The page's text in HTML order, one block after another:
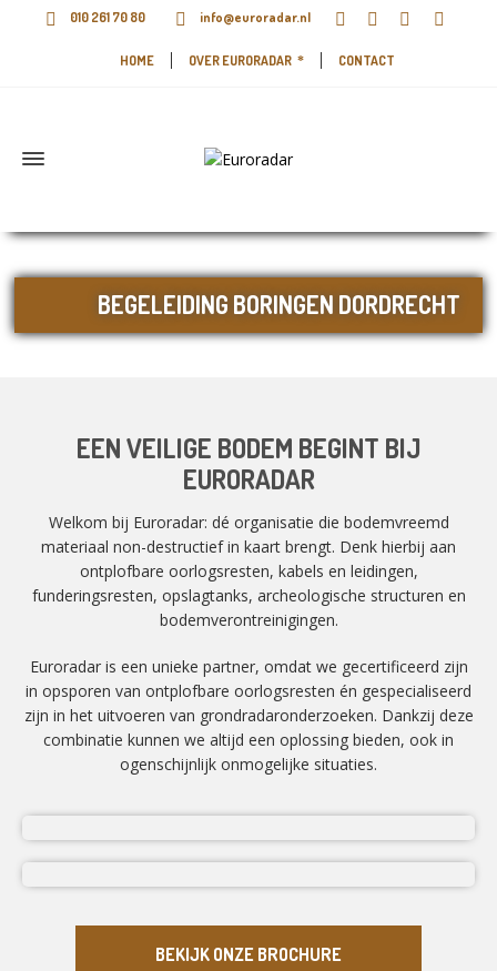
010 261 70 80 info@euroradar.nl
HOME OVER EURORADAR CONTACT
BEGELEIDING BORINGEN DORDRECHT
EEN VEILIGE BODEM BEGINT BIJ
EURORADAR
Welkom bij Euroradar: dé organisatie die bodemvreemd
materiaal non-destructief in kaart brengt. Denk hierbij aan
ontplofbare oorlogsresten, kabels en leidingen,
funderingsresten, opslagtanks, archeologische structuren en
bodemverontreinigingen.
Euroradar is een unieke partner, omdat we gecertificeerd zijn
in opsporen van ontplofbare oorlogsresten én gespecialiseerd
zijn in het uitvoeren van grondradaronderzoeken. Dankzij deze
combinatie kunnen we altijd een oplossing bieden, ook in
ogenschijnlijk onmogelijke situaties.
BEKIJK ONZE BROCHURE